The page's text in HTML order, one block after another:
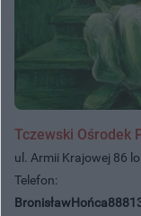
Tczewski Ośrodek
ul. Armii Krajowej 86
Telefon: